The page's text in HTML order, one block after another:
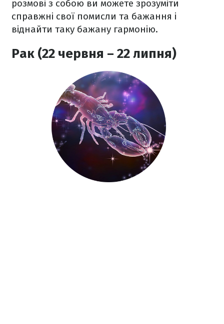
розмові з собою ви можете зрозуміти
справжні свої помисли та бажання і
віднайти таку бажану гармонію.
Рак (22 червня – 22 липня)